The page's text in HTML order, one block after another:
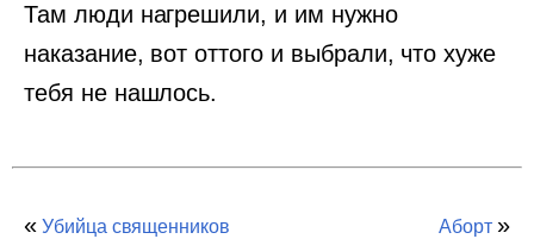
Там люди нагрешили, и им нужно
наказание, вот оттого и выбрали, что хуже
тебя не нашлось.
« Убийца священников Аборт »